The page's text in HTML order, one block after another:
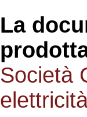
La
Società